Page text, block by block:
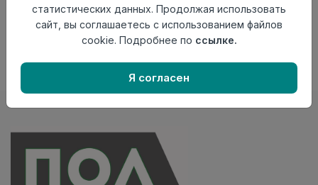
Внимание! Внешний вид товара может отличаться от
представленного на настоящем сайте. Проверяйте
наличие необходимых характеристик и комплектации
статистических данных. Продолжая использовать
сайт, вы соглашаетесь с использованием файлов
cookie. Подробнее по ссылке.
Я согласен